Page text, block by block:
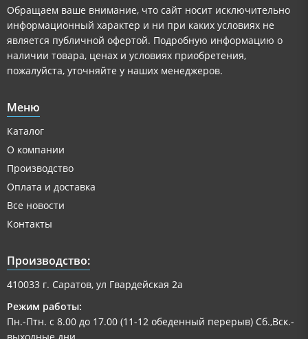
Обращаем ваше внимание, что сайт носит исключительно
информационный характер и ни при каких условиях не
является публичной офертой. Подробную информацию о
наличии товара, ценах и условиях приобретения,
пожалуйста, уточняйте у наших менеджеров.
Меню
Каталог
О компании
Производство
Оплата и доставка
Все новости
Контакты
Производство:
410033 г. Саратов, ул Гвардейская 2а
Режим работы:
Пн.-Птн. с 8.00 до 17.00 (11-12 обеденный перерыв) Сб.,Вск.-